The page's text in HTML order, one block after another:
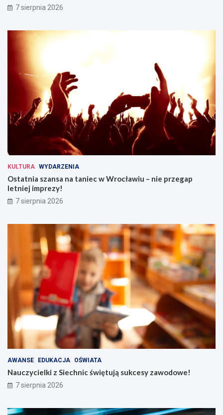
7 sierpnia 2026
KULTURA WYDARZENIA
Ostatnia szansa na taniec w Wrocławiu – nie przegap
letniej imprezy!
7 sierpnia 2026
AWANSE EDUKACJA OŚWIATA
Nauczycielki z Siechnic świętują sukcesy zawodowe!
7 sierpnia 2026